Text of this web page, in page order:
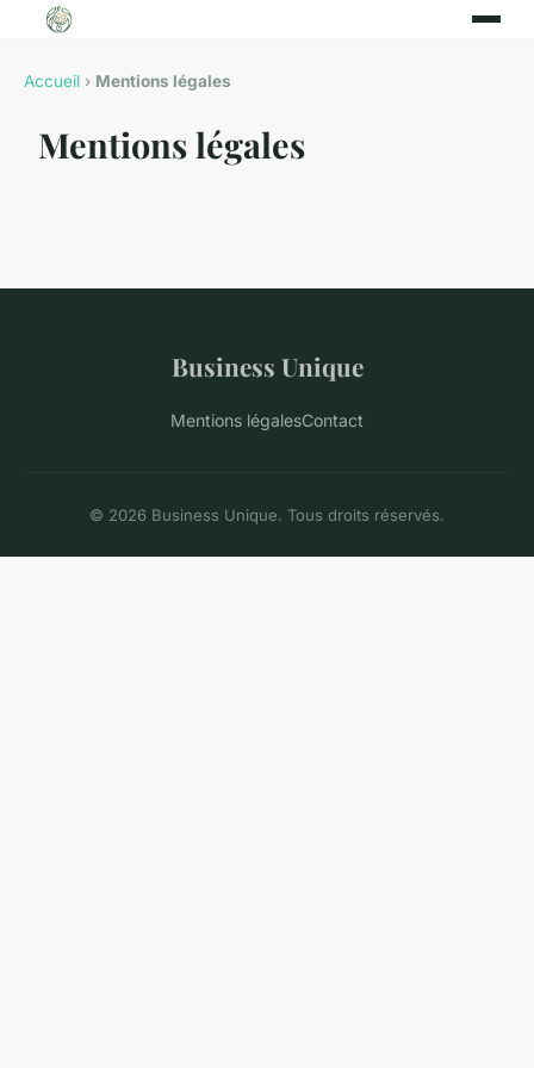
Accueil › Mentions légales
Mentions légales
Business Unique
Mentions légalesContact
© 2026 Business Unique. Tous droits réservés.